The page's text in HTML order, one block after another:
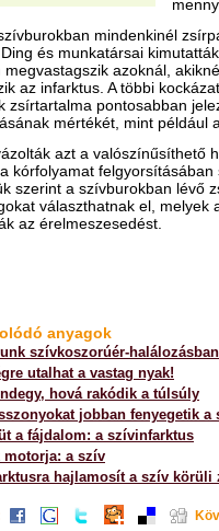
mindenkinél
és munkatársai
megvastagszik azoknál,
az infarktus. A többi
zsírtartalma pontosabban
mértékét, mint például
azt a valószínűsíthető
kórfolyamat felgyorsításában
szerint a szívburokban lévő
választhatnak el, melyek
az érelmeszesedést.
anyagok
szívkoszorúér-halálozásban
utalhat a vastag nyak!
hová rakódik a túlsúly
jobban fenyegetik a
a fájdalom: a szívinfarktus
motorja: a szív
hajlamosít a szív körüli